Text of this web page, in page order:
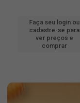
Faça seu login ou
cadastre-se para
ver preços e
comprar